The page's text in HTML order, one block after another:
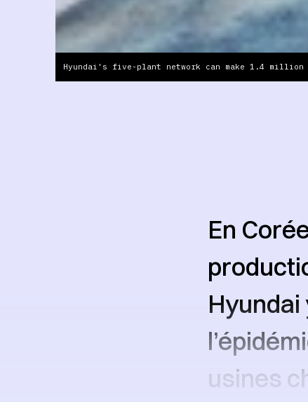
Hyundai's five-plant network can make 1.4 million
En
usines